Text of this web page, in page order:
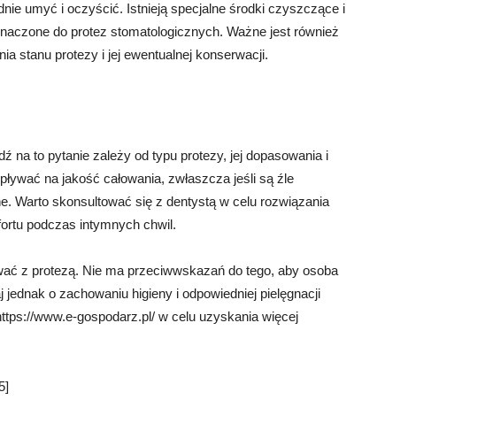
umyć i oczyścić. Istnieją specjalne środki czyszczące i
do protez stomatologicznych. Ważne jest również
stanu protezy i jej ewentualnej konserwacji.
na to pytanie zależy od typu protezy, jej dopasowania i
na jakość całowania, zwłaszcza jeśli są źle
Warto skonsultować się z dentystą w celu rozwiązania
podczas intymnych chwil.
z protezą. Nie ma przeciwwskazań do tego, aby osoba
jednak o zachowaniu higieny i odpowiedniej pielęgnacji
www.e-gospodarz.pl/ w celu uzyskania więcej